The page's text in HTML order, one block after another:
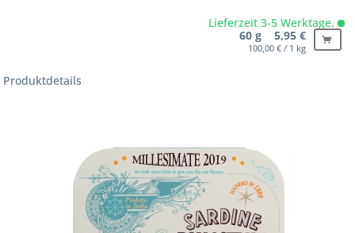
Lieferzeit 3-5 Werktage.
60 g 5,95 €
100,00 € / 1 kg
Produktdetails